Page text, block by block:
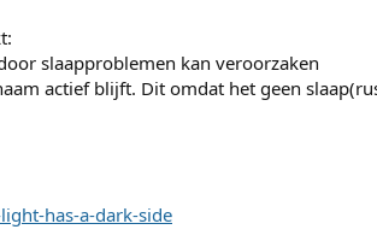
slaapproblemen kan veroorzaken
actief blijft. Dit omdat het geen
has-a-dark-side